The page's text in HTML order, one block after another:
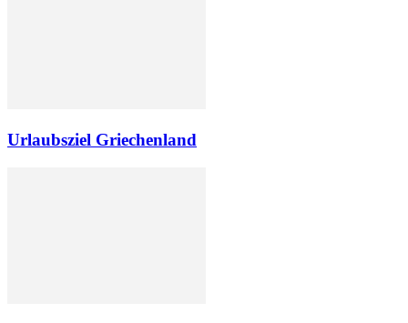
Urlaubsziel Griechenland